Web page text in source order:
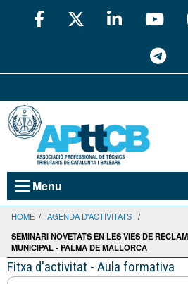
Menu
HOME / AGENDA D'ACTIVITATS /
SEMINARI NOVETATS EN LES VIES DE
MUNICIPAL - PALMA DE MALLORCA
Fitxa d'activitat - Aula formativa